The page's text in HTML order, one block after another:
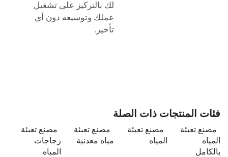
لك بالتركيز على تشغيل
عملك وتوسيعه دون أي
تأخير.
فئات المنتجات ذات الصلة
مصنع تعبئة
المياه
بالكامل
مصنع تعبئة
المياه
مصنع تعبئة
مياه معدنية
مصنع تعبئة
زجاجات
المياه